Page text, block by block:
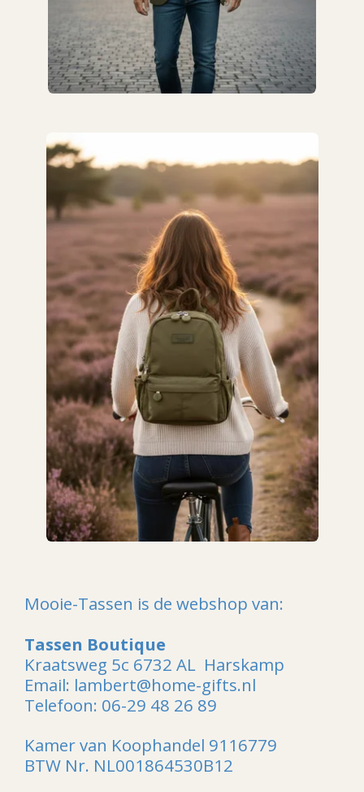
Mooie-Tassen is de webshop van:
Tassen Boutique
Kraatsweg 5c 6732 AL Harskamp
Email: lambert@home-gifts.nl
Telefoon: 06-29 48 26 89
Kamer van Koophandel 9116779
BTW Nr. NL001864530B12